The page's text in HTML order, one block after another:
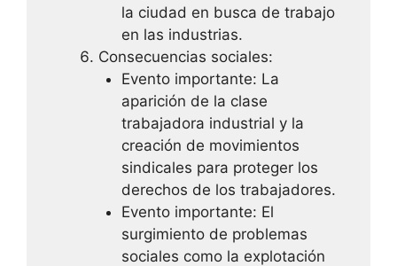
la ciudad en busca de trabajo
en las industrias.
Consecuencias sociales:
Evento importante: La
aparición de la clase
trabajadora industrial y la
creación de movimientos
sindicales para proteger los
derechos de los trabajadores.
Evento importante: El
surgimiento de problemas
sociales como la explotación